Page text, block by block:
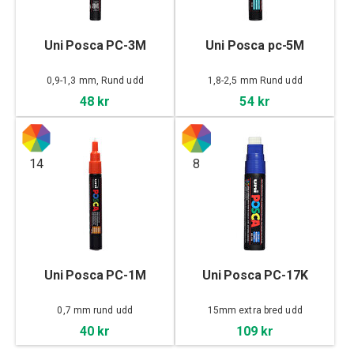
Uni Posca PC-3M
0,9-1,3 mm, Rund udd
48 kr
Uni Posca pc-5M
1,8-2,5 mm Rund udd
54 kr
14
Uni Posca PC-1M
0,7 mm rund udd
40 kr
8
Uni Posca PC-17K
15mm extra bred udd
109 kr